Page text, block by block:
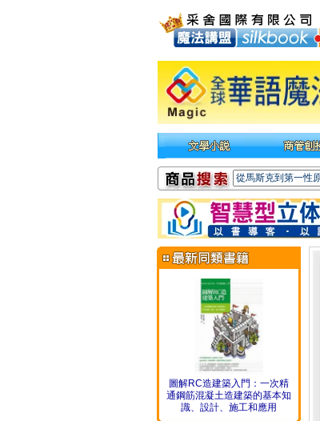
圖解RC造建築入門：一次精
通鋼筋混凝土造建築的基本知
識、設計、施工和應用